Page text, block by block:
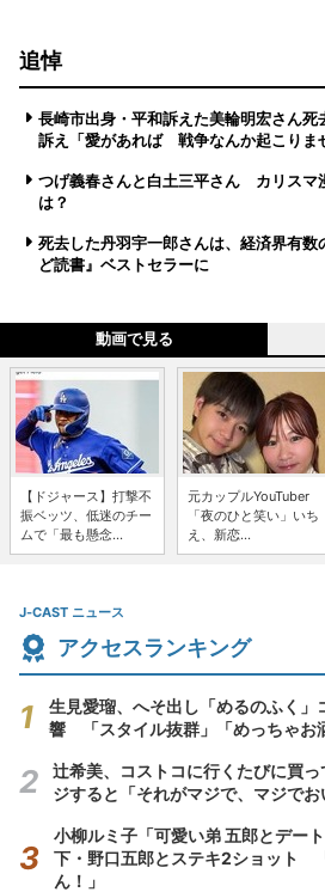
追悼
長崎市出身・平和訴えた美輪明宏さん
訴え「愛があれば 戦争なんか起こりま
つげ義春さんと白土三平さん カリスマ
は？
死去した丹羽宇一郎さんは、経済界有
ど読書』ベストセラーに
動画で見る
【ドジャース】打撃不
振ベッツ、低迷のチー
ムで「最も懸念...
元カップルYouTuber
「夜のひと笑い」いち
え、新恋...
J-CAST ニュース
アクセスランキング
生見愛瑠、へそ出し「めるのふく」
響 「スタイル抜群」「めっちゃお
辻希美、コストコに行くたびに買
ジすると「それがマジで、マジでお
小柳ルミ子「可愛い弟 五郎とデー
下・野口五郎とステキ2ショット
ん！」